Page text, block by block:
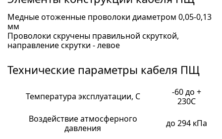
Медные отоженные проволоки диаметром 0,05-0,13
мм
Проволоки скручены правильной скруткой,
направление скрутки - левое
Технические параметры кабеля ПЩ
Температура эксплуатации, С
-60 до +
230С
Воздействие атмосферного
давления
до 294 кПа